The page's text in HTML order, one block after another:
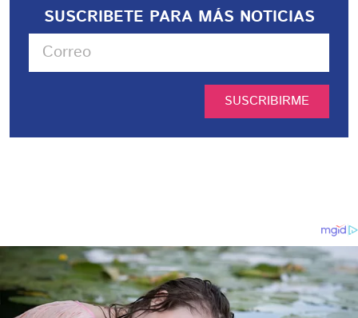
SUSCRIBETE PARA MÁS NOTICIAS
SUSCRIBIRME